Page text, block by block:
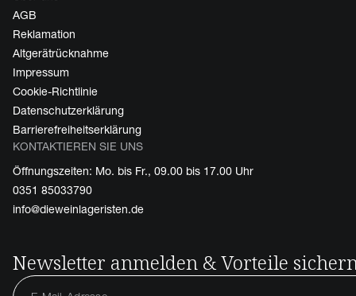
AGB
Reklamation
Altgerätrücknahme
Impressum
Cookie-Richtlinie
Datenschutzerklärung
Barrierefreiheitserklärung
KONTAKTIEREN SIE UNS
Öffnungszeiten: Mo. bis Fr., 09.00 bis 17.00 Uhr
0351 85033790
info@dieweinlageristen.de
Newsletter anmelden & Vorteile